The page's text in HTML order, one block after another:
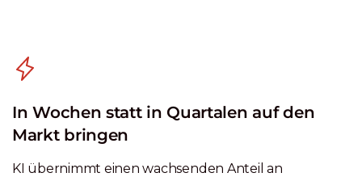
In Wochen statt in Quartalen auf den
Markt bringen
KI übernimmt einen wachsenden Anteil an